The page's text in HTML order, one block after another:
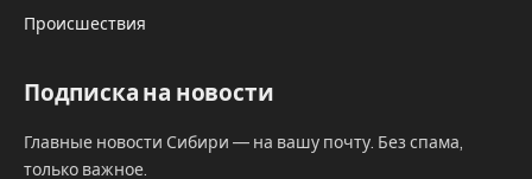
дистрибьюторов, закупщиков, игроков
программы – глобальный отраслевой саммит,